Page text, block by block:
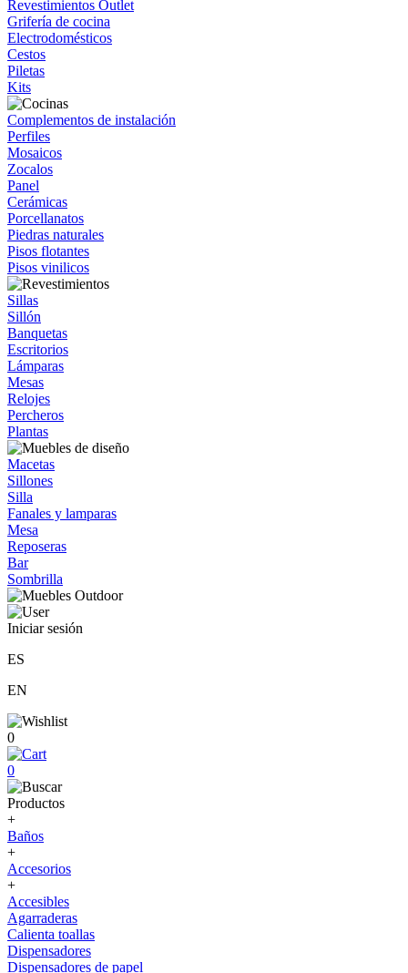
Revestimientos Outlet
Grifería de cocina
Electrodomésticos
Cestos
Piletas
Kits
Complementos de instalación
Perfiles
Mosaicos
Zocalos
Panel
Cerámicas
Porcellanatos
Piedras naturales
Pisos flotantes
Pisos vinilicos
Sillas
Sillón
Banquetas
Escritorios
Lámparas
Mesas
Relojes
Percheros
Plantas
Macetas
Sillones
Silla
Fanales y lamparas
Mesa
Reposeras
Bar
Sombrilla
Iniciar sesión
ES
EN
0
0
Productos
+
Baños
+
Accesorios
+
Accesibles
Agarraderas
Calienta toallas
Dispensadores
Dispensadores de papel